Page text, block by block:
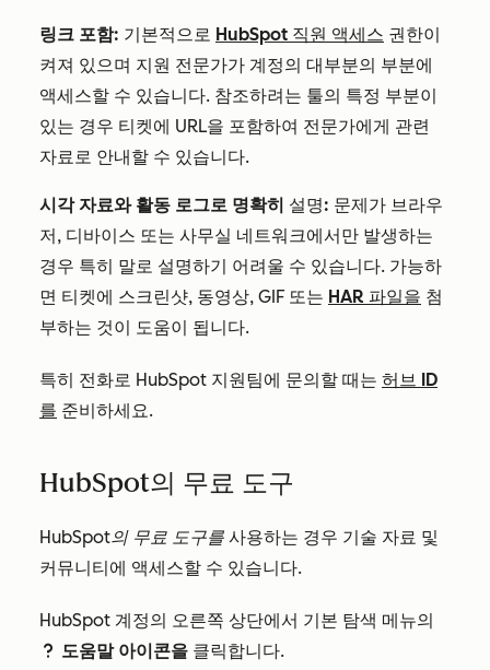
링크 포함: 기본적으로 HubSpot 직원 액세스 권한이
켜져 있으며 지원 전문가가 계정의 대부분의 부분에
액세스할 수 있습니다. 참조하려는 툴의 특정 부분이
있는 경우 티켓에 URL을 포함하여 전문가에게 관련
자료로 안내할 수 있습니다.
시각 자료와 활동 로그로 명확히 설명: 문제가 브라우
저, 디바이스 또는 사무실 네트워크에서만 발생하는
경우 특히 말로 설명하기 어려울 수 있습니다. 가능하
면 티켓에 스크린샷, 동영상, GIF 또는 HAR 파일을 첨
부하는 것이 도움이 됩니다.
특히 전화로 HubSpot 지원팀에 문의할 때는 허브 ID
를 준비하세요.
HubSpot의 무료 도구
HubSpot의 무료 도구를 사용하는 경우 기술 자료 및
커뮤니티에 액세스할 수 있습니다.
HubSpot 계정의 오른쪽 상단에서 기본 탐색 메뉴의
questioncircleIcon help 도움말 아이콘을 클릭합니다.